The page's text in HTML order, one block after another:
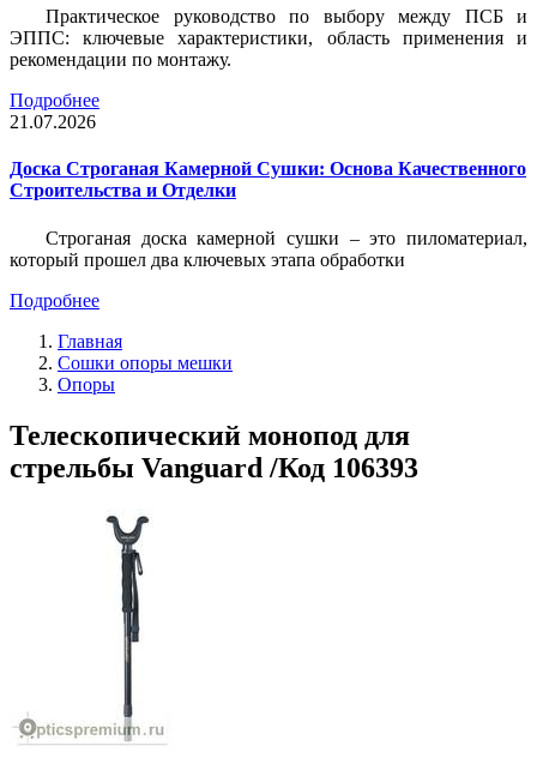
Практическое руководство по выбору между ПСБ и
ЭППС: ключевые характеристики, область применения и
рекомендации по монтажу.
Подробнее
21.07.2026
Доска Строганая Камерной Сушки: Основа Качественного
Строительства и Отделки
Строганая доска камерной сушки – это пиломатериал,
который прошел два ключевых этапа обработки
Подробнее
Главная
Сошки опоры мешки
Опоры
Телескопический монопод для
стрельбы Vanguard /Код 106393